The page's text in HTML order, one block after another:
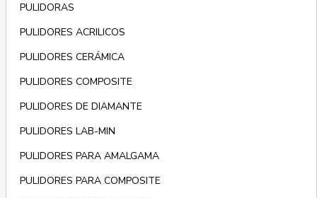
PULIDORAS
PULIDORES ACRILICOS
PULIDORES CERÁMICA
PULIDORES COMPOSITE
PULIDORES DE DIAMANTE
PULIDORES LAB-MIN
PULIDORES PARA AMALGAMA
PULIDORES PARA COMPOSITE